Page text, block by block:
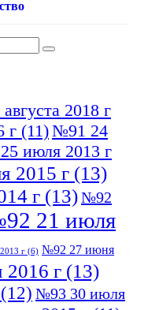
2018 г
г (11)№91 24
июля 2013 г
2015 г (13)
г (13)№92
21 июля
г (6) №92 27 июня
г (13)
(12) №93 30 июля